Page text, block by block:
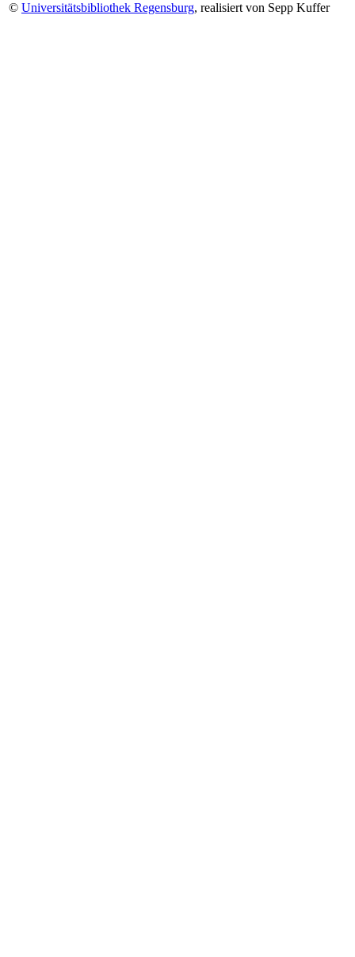
© Universitätsbibliothek Regensburg, realisiert von Sepp Kuffer